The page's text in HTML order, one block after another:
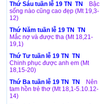
Thứ Sáu tuần lễ 19 TN TN
Bậc
sống nào cũng cao đẹp (Mt 19,3-
12)
Thứ Năm tuần lễ 19 TN TN
Mắc nợ và được tha (Mt 18,21-
19,1)
Thứ Tư tuần lễ 19 TN TN
Chinh phục được anh em (Mt
18,15-20)
Thứ Ba tuần lễ 19 TN TN
Nên
tam hồn trẻ thơ (Mt 18,1-5.10.12-
14)